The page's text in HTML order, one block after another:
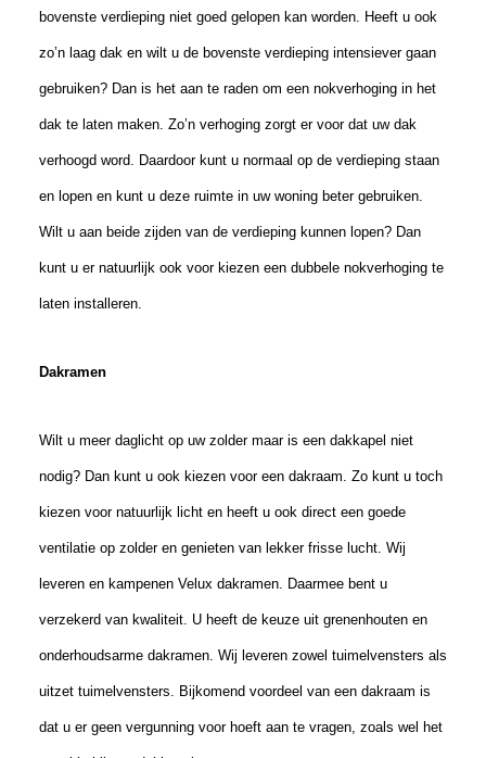
bovenste verdieping niet goed gelopen kan worden. Heeft u ook
zo’n laag dak en wilt u de bovenste verdieping intensiever gaan
gebruiken? Dan is het aan te raden om een nokverhoging in het
dak te laten maken. Zo’n verhoging zorgt er voor dat uw dak
verhoogd word. Daardoor kunt u normaal op de verdieping staan
en lopen en kunt u deze ruimte in uw woning beter gebruiken.
Wilt u aan beide zijden van de verdieping kunnen lopen? Dan
kunt u er natuurlijk ook voor kiezen een dubbele nokverhoging te
laten installeren.
Dakramen
Wilt u meer daglicht op uw zolder maar is een dakkapel niet
nodig? Dan kunt u ook kiezen voor een dakraam. Zo kunt u toch
kiezen voor natuurlijk licht en heeft u ook direct een goede
ventilatie op zolder en genieten van lekker frisse lucht. Wij
leveren en kampenen Velux dakramen. Daarmee bent u
verzekerd van kwaliteit. U heeft de keuze uit grenenhouten en
onderhoudsarme dakramen. Wij leveren zowel tuimelvensters als
uitzet tuimelvensters. Bijkomend voordeel van een dakraam is
dat u er geen vergunning voor hoeft aan te vragen, zoals wel het